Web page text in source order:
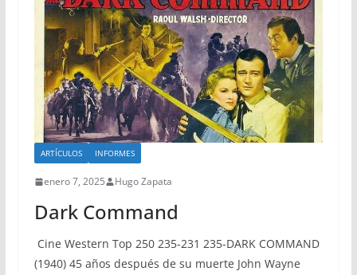
ARTÍCULOS INFORMES
enero 7, 2025 Hugo Zapata
Dark Command
Cine Western Top 250 235-231 235-DARK COMMAND
(1940) 45 años después de su muerte John Wayne